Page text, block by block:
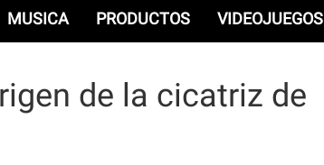
MUSICA PRODUCTOS VIDEOJUEGOS
de la cicatriz de